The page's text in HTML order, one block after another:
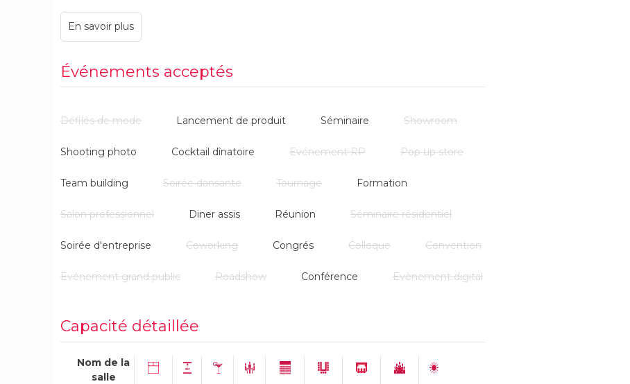
Événements acceptés
Défilés de mode Lancement de produit Séminaire Showroom
Shooting photo Cocktail dînatoire Evénement RP Pop up store
Team building Soirée dansante Tournage Formation
Salon professionnel Diner assis Réunion Séminaire résidentiel
Soirée d'entreprise Coworking Congrés Colloque Convention
Evénement grand public Roadshow Conférence Evènement digital
Capacité détaillée
Nom de la
salle